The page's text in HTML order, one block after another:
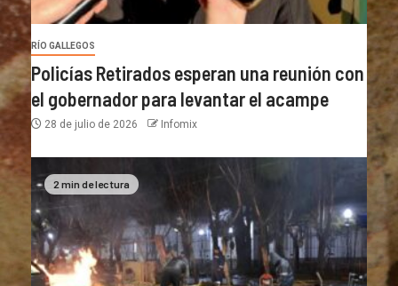
RÍO GALLEGOS
Policías Retirados esperan una reunión con
el gobernador para levantar el acampe
28 de julio de 2026 Infomix
2 min de lectura